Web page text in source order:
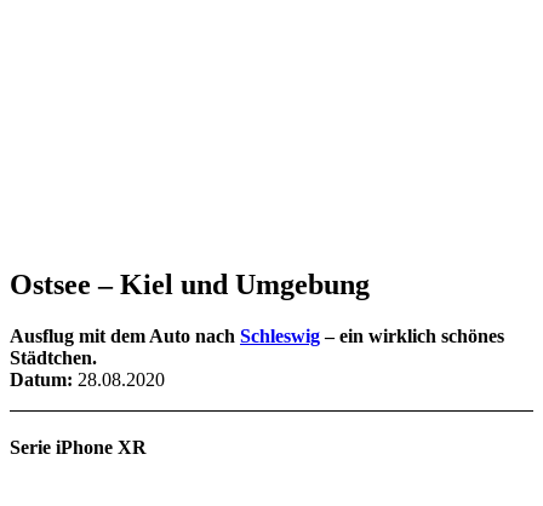
Ostsee – Kiel und Umgebung
Ausflug mit dem Auto nach Schleswig– ein wirklich schönes
Städtchen.
Datum: 28.08.2020
Serie iPhone XR